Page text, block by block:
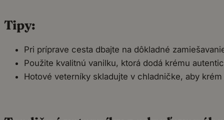
Tipy:
Pri príprave cesta dbajte na dôkladné
Použite kvalitnú vanilku, ktorá dodá krému
Hotové veterníky skladujte v chladničke, aby